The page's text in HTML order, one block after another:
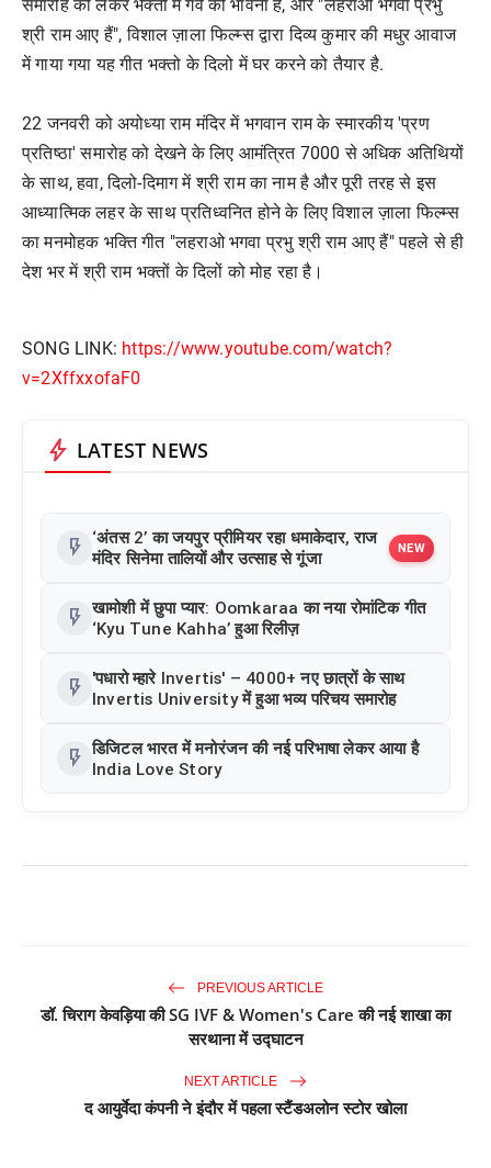
समारोह को लेकर भक्तो में गर्व की भावना है, और "लहराओ भगवा प्रभु
श्री राम आए हैं", विशाल ज़ाला फिल्म्स द्वारा दिव्य कुमार की मधुर आवाज
में गाया गया यह गीत भक्तो के दिलो में घर करने को तैयार है.
22 जनवरी को अयोध्या राम मंदिर में भगवान राम के स्मारकीय 'प्रण
प्रतिष्ठा' समारोह को देखने के लिए आमंत्रित 7000 से अधिक अतिथियों
के साथ, हवा, दिलो-दिमाग में श्री राम का नाम है और पूरी तरह से इस
आध्यात्मिक लहर के साथ प्रतिध्वनित होने के लिए विशाल ज़ाला फिल्म्स
का मनमोहक भक्ति गीत "लहराओ भगवा प्रभु श्री राम आए हैं" पहले से ही
देश भर में श्री राम भक्तों के दिलों को मोह रहा है।
SONG LINK: https://www.youtube.com/watch?
v=2XffxxofaF0
bolt LATEST NEWS
flash_on ‘अंतस 2’ का जयपुर प्रीमियर रहा धमाकेदार, राज
मंदिर सिनेमा तालियों और उत्साह से गूंजा
NEW
flash_on खामोशी में छुपा प्यार: Oomkaraa का नया रोमांटिक गीत
‘Kyu Tune Kahha’ हुआ रिलीज़
flash_on 'पधारो म्हारे Invertis' – 4000+ नए छात्रों के साथ
Invertis University में हुआ भव्य परिचय समारोह
flash_on डिजिटल भारत में मनोरंजन की नई परिभाषा लेकर आया है
India Love Story
PREVIOUS ARTICLE
डॉ. चिराग केवड़िया की SG IVF & Women's Care की नई शाखा का
सरथाना में उद्घाटन
NEXT ARTICLE
द आयुर्वेदा कंपनी ने इंदौर में पहला स्टैंडअलोन स्टोर खोला